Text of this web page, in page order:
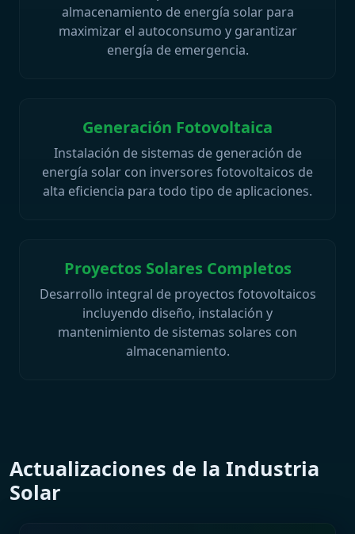
almacenamiento de energía solar para
maximizar el autoconsumo y garantizar
energía de emergencia.
Generación Fotovoltaica
Instalación de sistemas de generación de
energía solar con inversores fotovoltaicos de
alta eficiencia para todo tipo de aplicaciones.
Proyectos Solares Completos
Desarrollo integral de proyectos fotovoltaicos
incluyendo diseño, instalación y
mantenimiento de sistemas solares con
almacenamiento.
Actualizaciones de la Industria
Solar